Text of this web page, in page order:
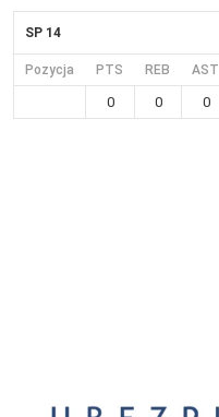
SP 14
Pozycja PTS REB AST
0 0 0